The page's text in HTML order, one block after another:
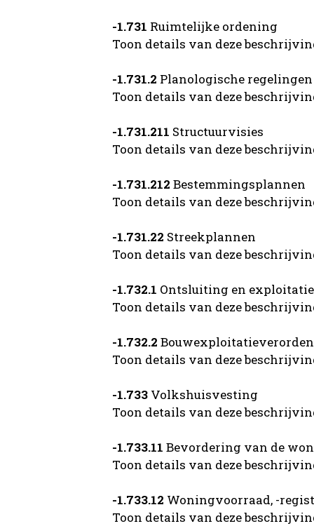
-1.731 Ruimtelijke ordening
Toon details van deze
-1.731.2 Planologische regelingen
Toon details van deze
-1.731.211 Structuurvisies
Toon details van deze
-1.731.212 Bestemmingsplannen
Toon details van deze
-1.731.22 Streekplannen
Toon details van deze
-1.732.1 Ontsluiting en
Toon details van deze
-1.732.2
Toon details van deze
-1.733 Volkshuisvesting
Toon details van deze
-1.733.11 Bevordering van de
Toon details van deze
-1.733.12 Woningvoorraad, -
Toon details van deze